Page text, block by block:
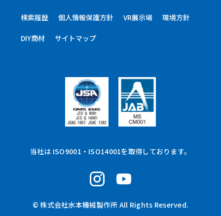
検索履歴 個人情報保護方針 VR展示場 環境方針
DIY商材 サイトマップ
当社は ISO9001・ISO14001を取得しております。
© 株式会社水本機械製作所 All Rights Reserved.